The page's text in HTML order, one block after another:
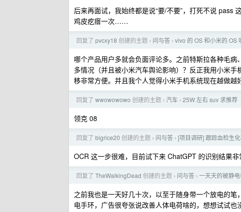
后来再面试，我始终都是说“要/不要”，打死不说 pass
鸡皮疙瘩一次……
回复了 pvcxy18 创建的主题 › 问与答 › vivo 的 OS 和小米的 OS
哪个产品用户多就会负面评论多。之前特斯拉各种毛
多情况（并且被小米汽车舆论影响）？反正我用小米
移非常方便。并且我个人觉得小米手机系统现在越做越
回复了 wwowowowo 创建的主题 › 汽车 › 25W 左右 suv 求推荐
领克 08
回复了 bigrice20 创建的主题 › 问与答 › [项目调研] 跟踪血检生
OCR 这一步很难，目前试下来 ChatGPT 的识别结果
回复了 TheWalkingDead 创建的主题 › 问与答 › 一天天的被静
之前我也是一天好几十次，以至于随身带一个放电的
电手环，广告很夸张说改善人体电荷啥的，想想试试